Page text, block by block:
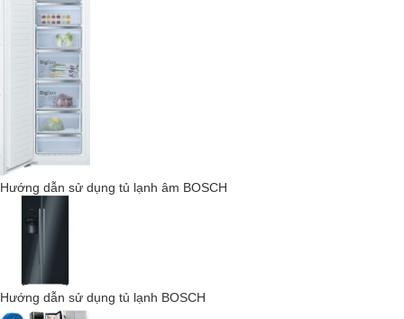
Tủ lạnh-tủ đông Liebherr SmartFrost CTe 2131-196 lít sở hữu
thiết kế độc lập, vỏ ngoài thép không gỉ chống bám vân tay
SmartSteel, tạo nên vẻ ngoài sang trọng và dễ vệ sinh. Các
Hướng dẫn sử dụng tủ lạnh âm BOSCH
Hướng dẫn sử dụng tủ lạnh BOSCH